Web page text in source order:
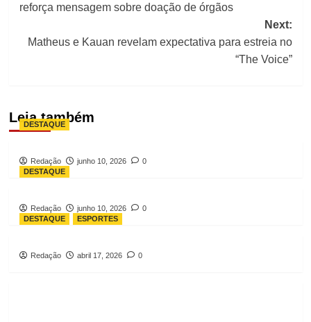
reforça mensagem sobre doação de órgãos
Next:
Matheus e Kauan revelam expectativa para estreia no
“The Voice”
Leia também
DESTAQUE
Redação junho 10, 2026
0
DESTAQUE
Redação junho 10, 2026
0
DESTAQUE
ESPORTES
Redação abril 17, 2026 0